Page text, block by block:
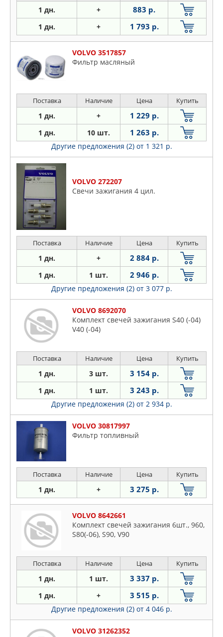
1 дн. + 883 р.
1 дн. + 1 793 р.
VOLVO 3517857
Фильтр масляный
Поставка Наличие Цена Купить
1 дн. + 1 229 р.
1 дн. 10 шт. 1 263 р.
Другие предложения (2) от 1 321 р.
VOLVO 272207
Свечи зажигания 4 цил.
Поставка Наличие Цена Купить
1 дн. + 2 884 р.
1 дн. 1 шт. 2 946 р.
Другие предложения (2) от 3 077 р.
VOLVO 8692070
Комплект свечей зажигания S40 (-04)
V40 (-04)
Поставка Наличие Цена Купить
1 дн. 3 шт. 3 154 р.
1 дн. 1 шт. 3 243 р.
Другие предложения (2) от 2 934 р.
VOLVO 30817997
Фильтр топливный
Поставка Наличие Цена Купить
1 дн. + 3 275 р.
VOLVO 8642661
Комплект свечей зажигания 6шт., 960,
S80(-06), S90, V90
Поставка Наличие Цена Купить
1 дн. 1 шт. 3 337 р.
1 дн. + 3 515 р.
Другие предложения (2) от 4 046 р.
VOLVO 31262352